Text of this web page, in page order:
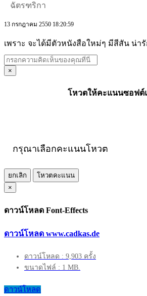
ฉัตรฑริกา
13 กรกฎาคม 2550 18:20:59
เพราะ จะได้มีตัวหนังสือใหม่ๆ มีสีสัน น่า
×
โหวตให้คะแนนซอฟต์
กรุณาเลือกคะแนนโหวต
ยกเลิก
โหวตคะแนน
×
ดาวน์โหลด Font-Effects
ดาวน์โหลด www.cadkas.de
ดาวน์โหลด : 9,903 ครั้ง
ขนาดไฟล์ : 1 MB.
ดาวน์โหลด